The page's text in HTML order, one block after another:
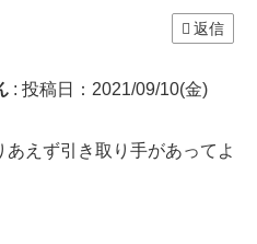
返信
: 投稿日：2021/09/10(金)
えず引き取り手があってよ